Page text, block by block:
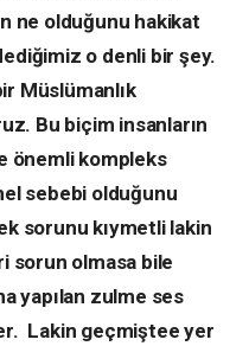
ne olduğunu hakikat
o denli bir şey.
Müslümanlık
Bu biçim insanların
önemli kompleks
sebebi olduğunu
sorunu kıymetli lakin
sorun olmasa bile
yapılan zulme ses
Lakin geçmiştee yer